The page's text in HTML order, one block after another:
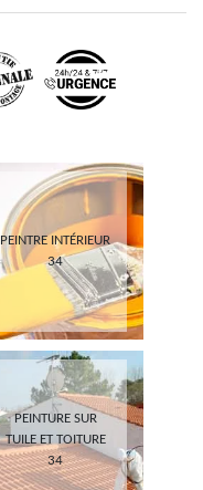
PEINTRE INTÉRIEUR
34
PEINTURE SUR
TUILE ET TOITURE
34